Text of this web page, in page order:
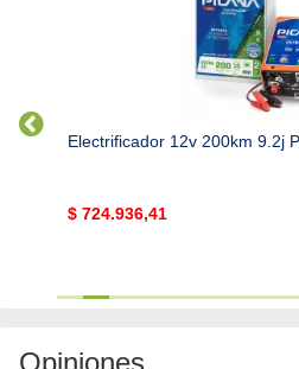
Electrificador 12v 200km 9.2j
$ 724.936,41